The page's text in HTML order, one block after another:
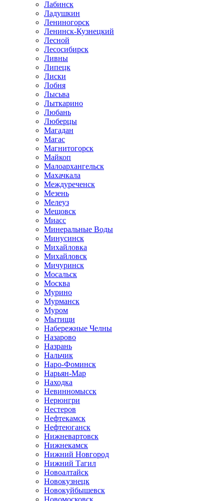
Лабинск
Ладушкин
Лениногорск
Ленинск-Кузнецкий
Лесной
Лесосибирск
Ливны
Липецк
Лиски
Лобня
Лысьва
Лыткарино
Любань
Люберцы
Магадан
Магас
Магнитогорск
Майкоп
Малоархангельск
Махачкала
Междуреченск
Мезень
Мелеуз
Мещовск
Миасс
Минеральные Воды
Минусинск
Михайловка
Михайловск
Мичуринск
Мосальск
Москва
Мурино
Мурманск
Муром
Мытищи
Набережные Челны
Назарово
Назрань
Нальчик
Наро-Фоминск
Нарьян-Мар
Находка
Невинномысск
Нерюнгри
Нестеров
Нефтекамск
Нефтеюганск
Нижневартовск
Нижнекамск
Нижний Новгород
Нижний Тагил
Новоалтайск
Новокузнецк
Новокуйбышевск
Новомосковск